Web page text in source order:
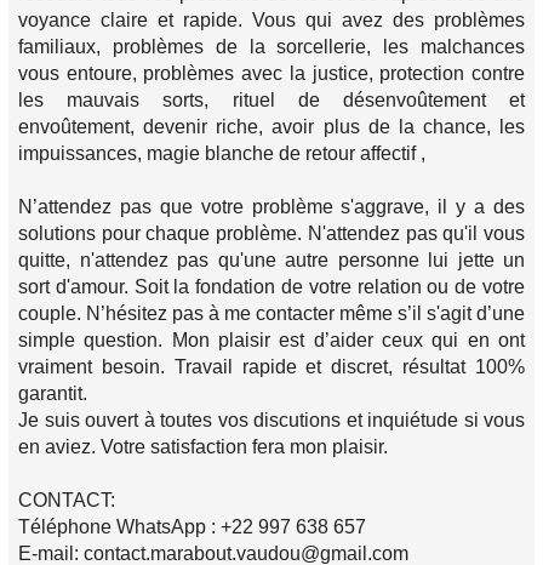
voyance claire et rapide. Vous qui avez des problèmes
familiaux, problèmes de la sorcellerie, les malchances
vous entoure, problèmes avec la justice, protection contre
les mauvais sorts, rituel de désenvoûtement et
envoûtement, devenir riche, avoir plus de la chance, les
impuissances, magie blanche de retour affectif ,
N’attendez pas que votre problème s'aggrave, il y a des
solutions pour chaque problème. N'attendez pas qu'il vous
quitte, n'attendez pas qu'une autre personne lui jette un
sort d'amour. Soit la fondation de votre relation ou de votre
couple. N’hésitez pas à me contacter même s’il s'agit d’une
simple question. Mon plaisir est d’aider ceux qui en ont
vraiment besoin. Travail rapide et discret, résultat 100%
garantit.
Je suis ouvert à toutes vos discutions et inquiétude si vous
en aviez. Votre satisfaction fera mon plaisir.
CONTACT:
Téléphone WhatsApp : +22 997 638 657
E-mail: contact.marabout.vaudou@gmail.com